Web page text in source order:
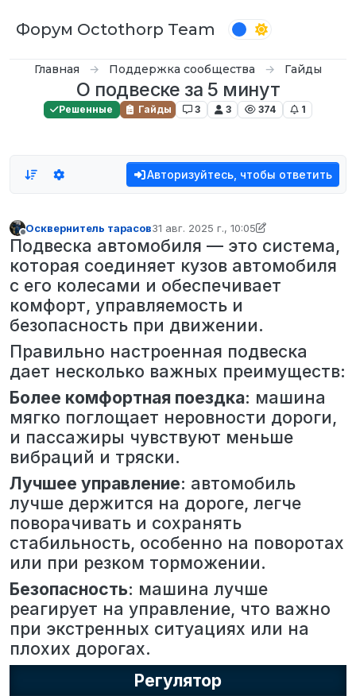
Форум Octothorp Team
Главная Поддержка сообщества Гайды
О подвеске за 5 минут
Решенные Гайды 3 3 374 1
Авторизуйтесь, чтобы ответить
Не в сети
Осквернитель тарасов31 авг. 2025 г., 10:05
отредактировано Осквернитель
Подвеска автомобиля — это система,
которая соединяет кузов автомобиля
с его колесами и обеспечивает
комфорт, управляемость и
безопасность при движении.
Правильно настроенная подвеска
дает несколько важных преимуществ:
Более комфортная поездка: машина
мягко поглощает неровности дороги,
и пассажиры чувствуют меньше
вибраций и тряски.
Лучшее управление: автомобиль
лучше держится на дороге, легче
поворачивать и сохранять
стабильность, особенно на поворотах
или при резком торможении.
Безопасность: машина лучше
реагирует на управление, что важно
при экстренных ситуациях или на
плохих дорогах.
Регулятор